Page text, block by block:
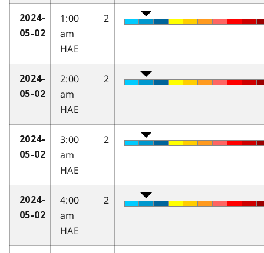
2024-
05-02
1:00
am
HAE
2
2024-
05-02
2:00
am
HAE
2
2024-
05-02
3:00
am
HAE
2
2024-
05-02
4:00
am
HAE
2